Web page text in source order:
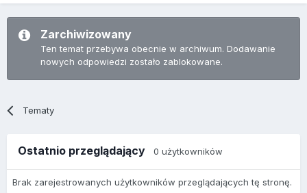
Zarchiwizowany
Ten temat przebywa obecnie w archiwum. Dodawanie
nowych odpowiedzi zostało zablokowane.
Tematy
Ostatnio przeglądający 0 użytkowników
Brak zarejestrowanych użytkowników przeglądających tę stronę.